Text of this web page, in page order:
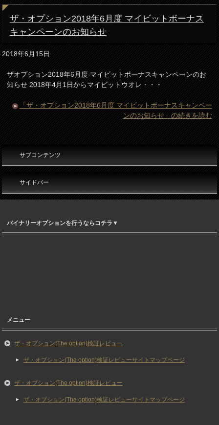
ザ・オプション2018年6月度 マイビットボーナス
キャンペーンのお知らせ
2018年6月15日
ザオプション2018年6月度 マイビットボーナスキャンペーンのお
知らせ 2018年4月1日からマイビットウオレ・・・
「ザ・オプション2018年6月度 マイビットボーナスキャンペー
ンのお知らせ」の続きを読む
サブコンテンツ
サイドバー
バイナリーオプションを行うならコチラ▼
メニュー
ザ・オプション(The option)検証レビュー
ザ・オプション(The option)検証レビューサイトマップページ
ザ・オプション(The option)検証レビュー
ザ・オプション(The option)検証レビューサイトマップページ